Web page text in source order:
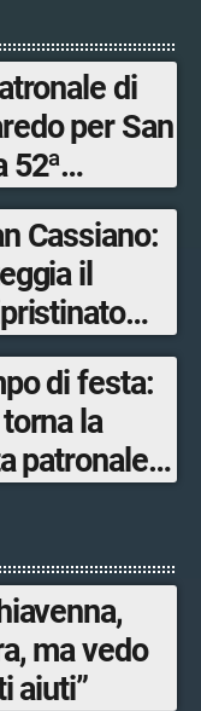
di
per San
52ª
sentita
Cassiano:
il
di festa:
la
patronale
ma vedo
aiuti”